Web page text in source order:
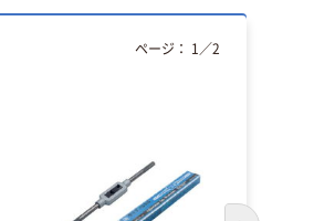
ページ： 1 ／2